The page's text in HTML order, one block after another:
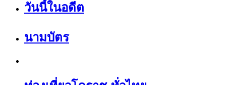
วันนี้ในอดีต
นามบัตร